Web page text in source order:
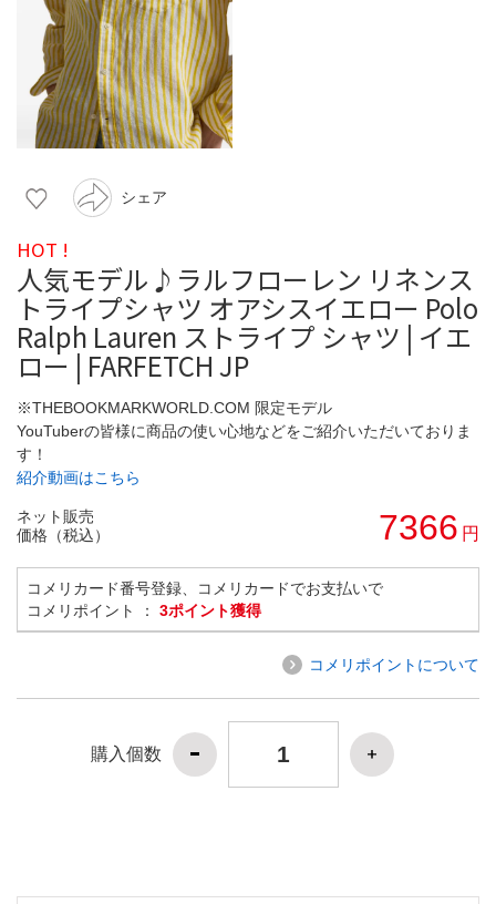
シェア
HOT !
人気モデル♪ラルフローレン リネンス
トライプシャツ オアシスイエロー Polo
Ralph Lauren ストライプ シャツ | イエ
ロー | FARFETCH JP
※THEBOOKMARKWORLD.COM 限定モデル
YouTuberの皆様に商品の使い心地などをご紹介いただいておりま
す！
紹介動画はこちら
ネット販売
価格（税込）
7366 円
コメリカード番号登録、コメリカードでお支払いで
コメリポイント ： 3ポイント獲得
コメリポイントについて
購入個数